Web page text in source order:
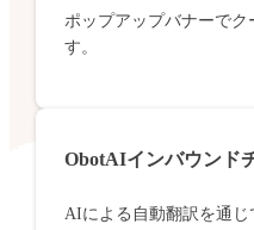
ポップアップバナーで
す。
ObotAIインバウンド
AIによる自動翻訳を通じ